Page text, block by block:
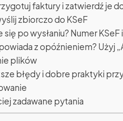
faktury i zatwierdź je
zbiorczo do KSeF
się po wysłaniu? Numer KSeF
z opóźnieniem? Użyj
plików
błędy i dobre praktyki
zadawane pytania